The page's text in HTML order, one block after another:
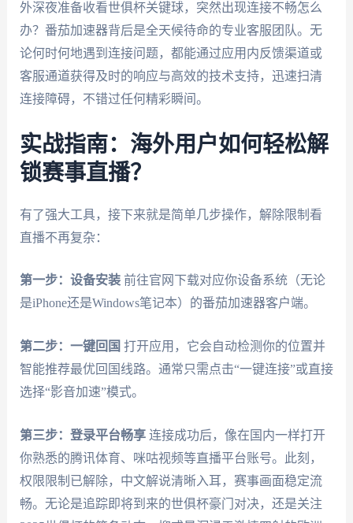
外深夜准备收看世俱杯关键球，突然出现连接不畅怎么
办？番茄加速器背后是全天候待命的专业客服团队。无
论何时何地遇到连接问题，都能通过应用内反馈渠道或
客服通道获得及时的响应与高效的技术支持，迅速扫清
连接障碍，不错过任何精彩瞬间。
实战指南：海外用户如何轻松解
锁赛事直播？
有了强大工具，接下来就是简单几步操作，解除限制看
直播不再复杂：
第一步：设备安装前往官网下载对应你设备系统（无论
是iPhone还是Windows笔记本）的番茄加速器客户端。
第二步：一键回国 打开应用，它会自动检测你的位置并
智能推荐最优回国线路。通常只需点击“一键连接”或直接
选择“影音加速”模式。
第三步：登录平台畅享连接成功后，像在国内一样打开
你熟悉的腾讯体育、咪咕视频等直播平台账号。此刻，
权限限制已解除，中文解说清晰入耳，赛事画面稳定流
畅。无论是追踪即将到来的世俱杯豪门对决，还是关注